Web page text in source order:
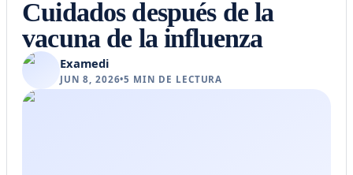
Cuidados después de la
vacuna de la influenza
Examedi
JUN 8, 2026•5 MIN DE LECTURA